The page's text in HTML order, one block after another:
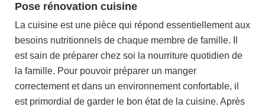
Pose rénovation cuisine
La cuisine est une pièce qui répond essentiellement aux
besoins nutritionnels de chaque membre de famille. Il
est sain de préparer chez soi la nourriture quotidien de
la famille. Pour pouvoir préparer un manger
correctement et dans un environnement confortable, il
est primordial de garder le bon état de la cuisine. Après